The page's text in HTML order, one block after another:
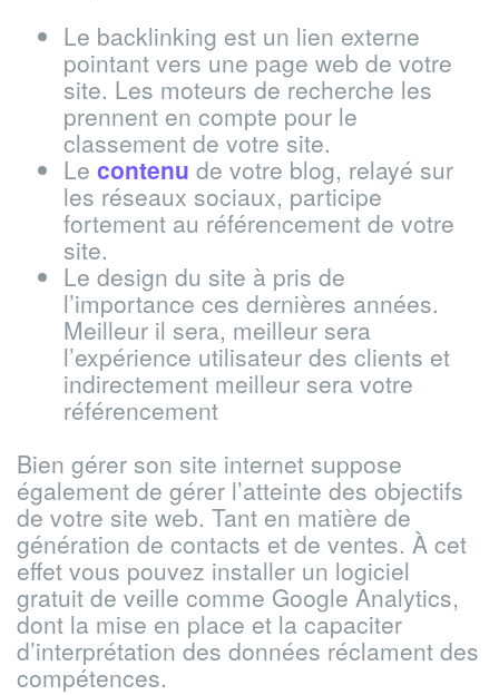
Le backlinking est un lien externe
pointant vers une page web de votre
site. Les moteurs de recherche les
prennent en compte pour le
classement de votre site.
Le contenu de votre blog, relayé sur
les réseaux sociaux, participe
fortement au référencement de votre
site.
Le design du site à pris de
l’importance ces dernières années.
Meilleur il sera, meilleur sera
l’expérience utilisateur des clients et
indirectement meilleur sera votre
référencement
Bien gérer son site internet suppose
également de gérer l’atteinte des objectifs
de votre site web. Tant en matière de
génération de contacts et de ventes. À cet
effet vous pouvez installer un logiciel
gratuit de veille comme Google Analytics,
dont la mise en place et la capaciter
d’interprétation des données réclament des
compétences.